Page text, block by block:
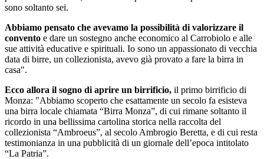
sono soltanto sei.
Abbiamo pensato che avevamo la possibilità di valorizzare il
convento e dare un sostegno anche economico al Carrobiolo e alle
sue attività educative e spirituali. Io sono un appassionato di vecchia
data di birre, un collezionista, avevo già provato a fare la birra in
casa".
Ecco allora il sogno di aprire un birrificio, il primo birrificio di
Monza: "Abbiamo scoperto che esattamente un secolo fa esisteva
una birra locale chiamata “Birra Monza”, di cui rimane soltanto il
ricordo in una bellissima cartolina storica nella raccolta del
collezionista “Ambroeus”, al secolo Ambrogio Beretta, e di cui resta
testimonianza in una pubblicità di un giornale dell’epoca intitolato
“La Patria”.